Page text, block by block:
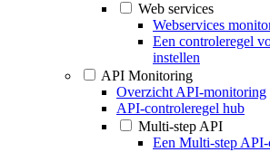
Web services
Webservices
Een controleregel
instellen
API Monitoring
Overzicht API-monitoring
API-controleregel hub
Multi-step API
Een Multi-step